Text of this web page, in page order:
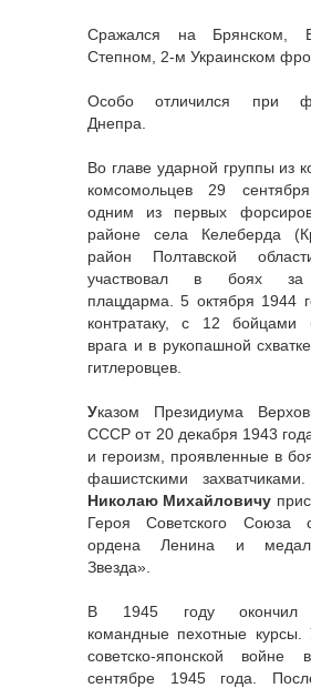
Сражался на Брянском,
Степном, 2-м Украинском
Особо отличился при
Днепра.
Во главе ударной группы из
комсомольцев 29
одним из первых
районе села Келеберда
район Полтавской
участвовал в боях за
плацдарма. 5 октября 1944
контратаку, с 12 бойцами
врага и в рукопашной
гитлеровцев.
Указом Президиума
СССР от 20 декабря 1943
и героизм, проявленные в
фашистскими захватчиками.
Николаю Михайловичу
Героя Советского Союза
ордена Ленина и
Звезда».
В 1945 году окончил
командные пехотные курсы.
советско-японской войне
сентябре 1945 года.